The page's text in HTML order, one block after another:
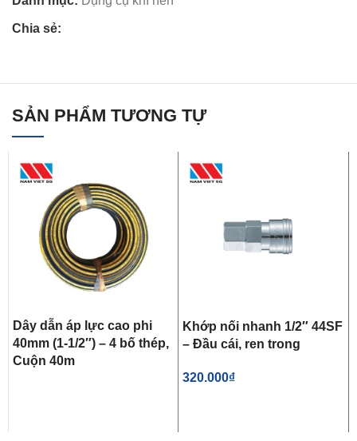
Chia sẻ:
SẢN PHẨM TƯƠNG TỰ
Dây dẫn áp lực cao phi
40mm (1-1/2″) – 4 bố thép,
Cuộn 40m
Khớp nối nhanh 1/2″ 44SF
– Đầu cái, ren trong
320.000₫